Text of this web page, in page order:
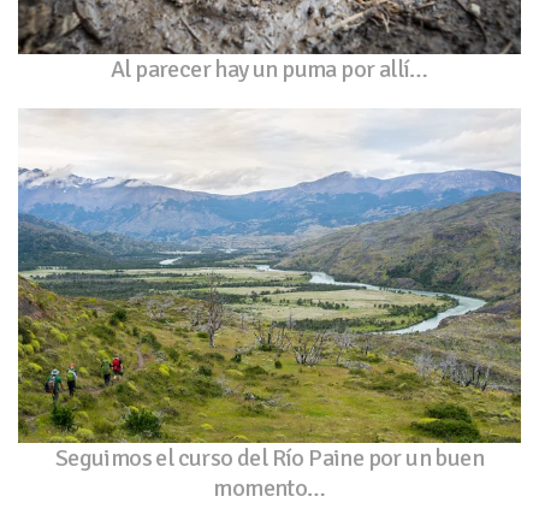
Al parecer hay un puma por allí…
Seguimos el curso del Río Paine por un buen
momento…